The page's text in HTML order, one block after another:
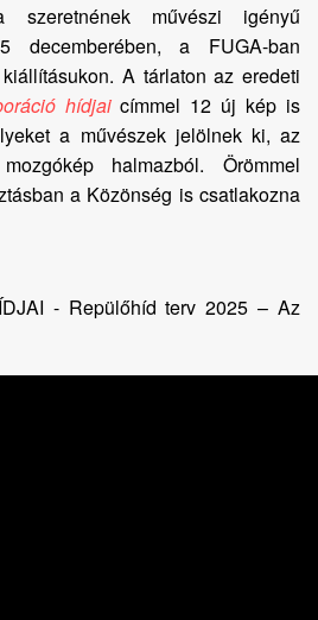
szeretnének művészi igényű
decemberében, a FUGA-ban
A tárlaton az eredeti
hídjaicímmel 12 új kép is
a művészek jelölnek ki, az
halmazból. Örömmel
a Közönség is csatlakozna
- Repülőhíd terv 2025 – Az